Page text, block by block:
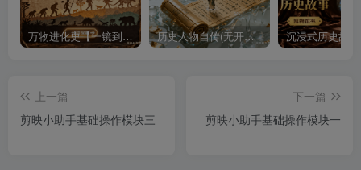
万物进化史【一镜到底】 历史人物自传(无开头模板)
上一篇
剪映小助手基础操作模块三
下一篇
剪映小助手基础操作模块一